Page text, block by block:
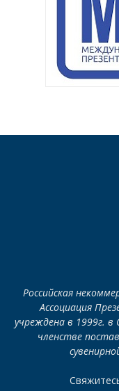
Российская
Ассоциация
учреждена в 1999г.
членстве